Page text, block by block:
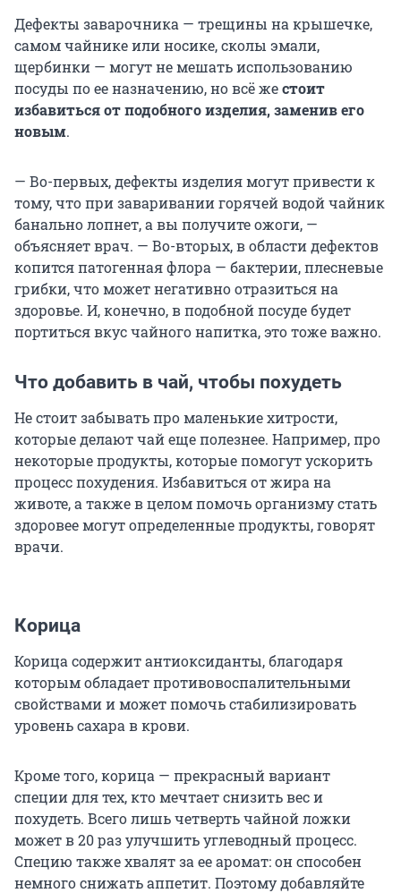
Дефекты заварочника — трещины на крышечке,
самом чайнике или носике, сколы эмали,
щербинки — могут не мешать использованию
посуды по ее назначению, но всё жестоит
избавиться от подобного изделия, заменив его
новым.
— Во-первых, дефекты изделия могут привести к
тому, что при заваривании горячей водой чайник
банально лопнет, а вы получите ожоги, —
объясняет врач. — Во-вторых, в области дефектов
копится патогенная флора — бактерии, плесневые
грибки, что может негативно отразиться на
здоровье. И, конечно, в подобной посуде будет
портиться вкус чайного напитка, это тоже важно.
Что добавить в чай, чтобы похудеть
Не стоит забывать про маленькие хитрости,
которые делают чай еще полезнее. Например, про
некоторые продукты, которые помогут ускорить
процесс похудения. Избавиться от жира на
животе, а также в целом помочь организму стать
здоровее могут определенные продукты, говорят
врачи.
Корица
Корица содержит антиоксиданты, благодаря
которым обладает противовоспалительными
свойствами и может помочь стабилизировать
уровень сахара в крови.
Кроме того, корица — прекрасный вариант
специи для тех, кто мечтает снизить вес и
похудеть. Всего лишь четверть чайной ложки
может в 20 раз улучшить углеводный процесс.
Специю также хвалят за ее аромат: он способен
немного снижать аппетит. Поэтому добавляйте